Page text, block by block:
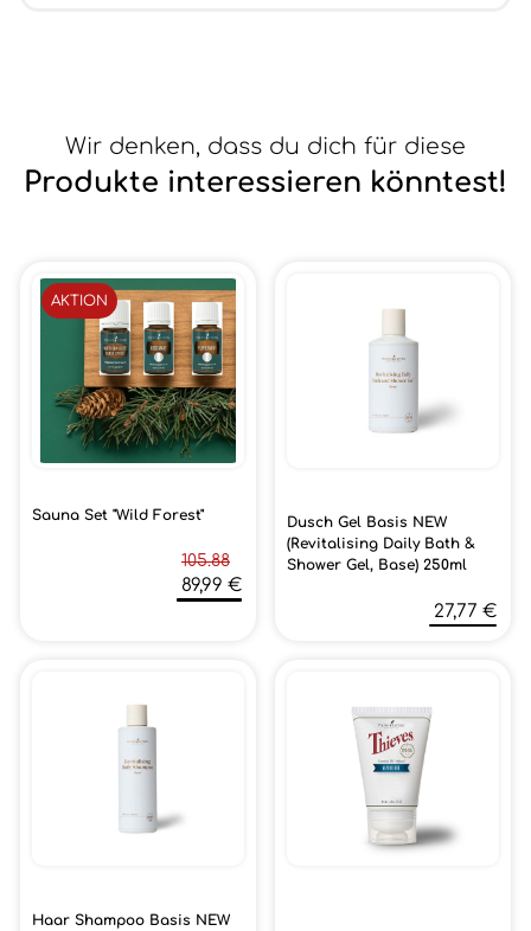
Wir denken, dass du dich für diese
Produkte interessieren könntest!
Sauna Set "Wild Forest"
105.88
89,99 €
AKTION
Dusch Gel Basis NEW
(Revitalising Daily Bath &
Shower Gel, Base) 250ml
27,77 €
Haar Shampoo Basis NEW